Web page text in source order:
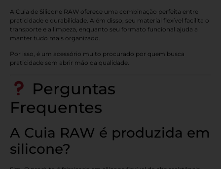
A Cuia de Silicone RAW oferece uma combinação perfeita entre
praticidade e durabilidade. Além disso, seu material flexível facilita o
transporte e a limpeza, enquanto seu formato funcional ajuda a
manter tudo mais organizado.
Por isso, é um acessório muito procurado por quem busca
praticidade sem abrir mão da qualidade.
Perguntas
Frequentes
A Cuia RAW é produzida em
silicone?